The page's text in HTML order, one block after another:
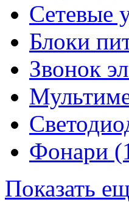
Сетевые
Блоки
Звонок
Фонари
Показать